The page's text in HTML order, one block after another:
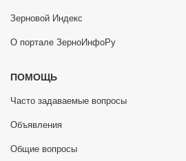
Зерновой Индекс
О портале ЗерноИнфоРу
ПОМОЩЬ
Часто задаваемые вопросы
Объявления
Общие вопросы